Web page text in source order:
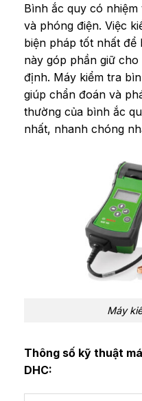
Bình ắc quy có
và phóng điện. Việc
biện pháp tốt nhất để
này góp phần giữ
định. Máy kiểm tra
giúp chẩn đoán và
thường của bình ắc
nhất, nhanh chóng
Máy
Thông số kỹ thuật
DHC: